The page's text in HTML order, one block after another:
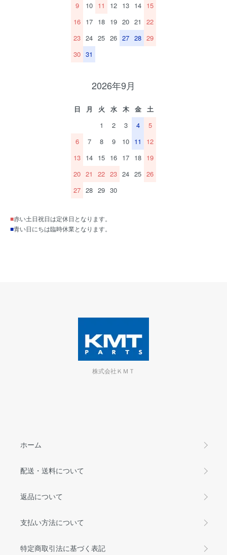
9
10 11 12 13 14 15
16 17 18 19 20 21
22
23 24 25 26 27 28 29
30 31
2026年9月
日 月 火 水 木 金
土
1
2 3 4
5
6
7 8 9 10 11
12
13 14 15 16 17 18 19
20 21 22 23 24 25 26
27 28 29 30
■赤い土日祝日は定休日となります。
■青い日にちは臨時休業となります。
株式会社ＫＭＴ
ホーム
配送・送料について
返品について
支払い方法について
特定商取引法に基づく表記